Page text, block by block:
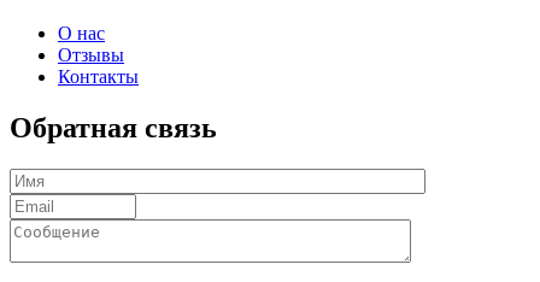
О нас
Отзывы
Контакты
Обратная связь